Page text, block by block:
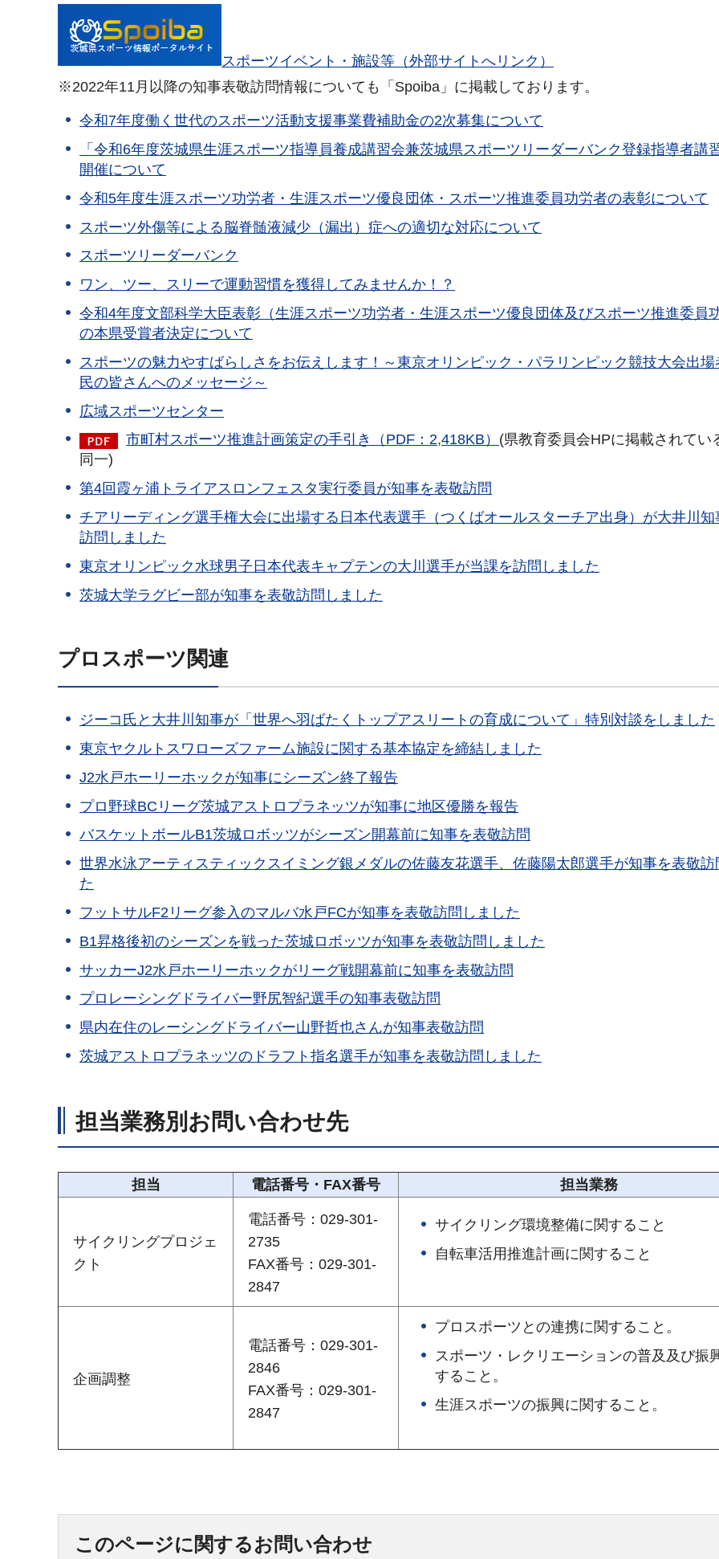
スポーツイベント・施設等（外部サイトへリンク）
※2022年11月以降の知事表敬訪問情報についても「Spoiba」に掲載しております。
令和7年度働く世代のスポーツ活動支援事業費補助金の2次募集について
「令和6年度茨城県生涯スポーツ指導員養成講習会兼茨城県スポーツリーダーバンク登録指導者講
開催について
令和5年度生涯スポーツ功労者・生涯スポーツ優良団体・スポーツ推進委員功労者の表彰について
スポーツ外傷等による脳脊髄液減少（漏出）症への適切な対応について
スポーツリーダーバンク
ワン、ツー、スリーで運動習慣を獲得してみませんか！？
令和4年度文部科学大臣表彰（生涯スポーツ功労者・生涯スポーツ優良団体及びスポーツ推進委員
の本県受賞者決定について
スポーツの魅力やすばらしさをお伝えします！～東京オリンピック・パラリンピック競技大会出
民の皆さんへのメッセージ～
広域スポーツセンター
市町村スポーツ推進計画策定の手引き（PDF：2,418KB） (県教育委員会HPに掲載されてい
同一)
第4回霞ヶ浦トライアスロンフェスタ実行委員が知事を表敬訪問
チアリーディング選手権大会に出場する日本代表選手（つくばオールスターチア出身）が大井川知
訪問しました
東京オリンピック水球男子日本代表キャプテンの大川選手が当課を訪問しました
茨城大学ラグビー部が知事を表敬訪問しました
プロスポーツ関連
ジーコ氏と大井川知事が「世界へ羽ばたくトップアスリートの育成について」特別対談をしました
東京ヤクルトスワローズファーム施設に関する基本協定を締結しました
J2水戸ホーリーホックが知事にシーズン終了報告
プロ野球BCリーグ茨城アストロプラネッツが知事に地区優勝を報告
バスケットボールB1茨城ロボッツがシーズン開幕前に知事を表敬訪問
世界水泳アーティスティックスイミング銀メダルの佐藤友花選手、佐藤陽太郎選手が知事を表敬訪
た
フットサルF2リーグ参入のマルバ水戸FCが知事を表敬訪問しました
B1昇格後初のシーズンを戦った茨城ロボッツが知事を表敬訪問しました
サッカーJ2水戸ホーリーホックがリーグ戦開幕前に知事を表敬訪問
プロレーシングドライバー野尻智紀選手の知事表敬訪問
県内在住のレーシングドライバー山野哲也さんが知事表敬訪問
茨城アストロプラネッツのドラフト指名選手が知事を表敬訪問しました
担当業務別お問い合わせ先
担当 電話番号・FAX番号 担当業務
サイクリングプロジェ
クト
電話番号：029-301-
2735
FAX番号：029-301-
2847
サイクリング環境整備に関すること
自転車活用推進計画に関すること
企画調整
電話番号：029-301-
2846
FAX番号：029-301-
2847
プロスポーツとの連携に関すること。
スポーツ・レクリエーションの普及及び振
すること。
生涯スポーツの振興に関すること。
このページに関するお問い合わせ